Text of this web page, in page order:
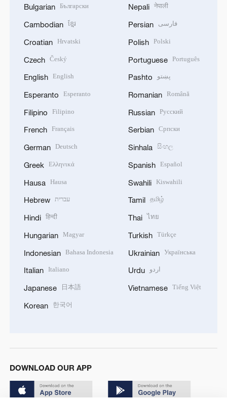
Bulgarian Български
Cambodian ខ្មែរ
Croatian Hrvatski
Czech Český
English English
Esperanto Esperanto
Filipino Filipino
French Français
German Deutsch
Greek Ελληνικά
Hausa Hausa
Hebrew עברית
Hindi हिन्दी
Hungarian Magyar
Indonesian Bahasa Indonesia
Italian Italiano
Japanese 日本語
Korean 한국어
Nepali नेपाली
Persian فارسی
Polish Polski
Portuguese Português
Pashto پښتو
Romanian Română
Russian Русский
Serbian Српски
Sinhala සිංහල
Spanish Español
Swahili Kiswahili
Tamil தமிழ்
Thai ไทย
Turkish Türkçe
Ukrainian Українська
Urdu اردو
Vietnamese Tiếng Việt
DOWNLOAD OUR APP